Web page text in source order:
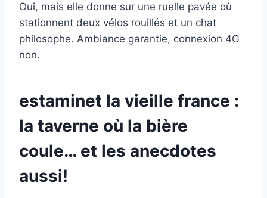
Oui, mais elle donne sur une ruelle pavée où
stationnent deux vélos rouillés et un chat
philosophe. Ambiance garantie, connexion 4G
non.
estaminet la vieille france :
la taverne où la bière
coule… et les anecdotes
aussi!